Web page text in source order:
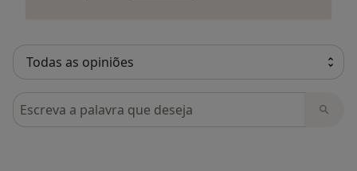
Pesquisar em opiniões